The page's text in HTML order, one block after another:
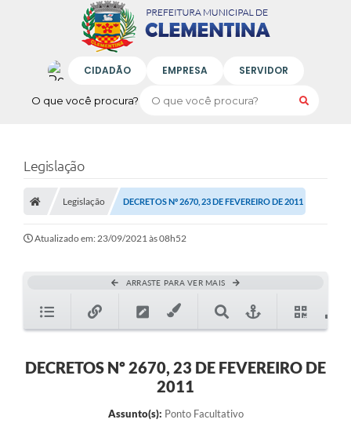
O que você procura?
CIDADÃO EMPRESA SERVIDOR
Legislação
Legislação DECRETOS Nº 2670, 23 DE FEVEREIRO DE 2011
Atualizado em: 23/09/2021 às 08h52
ARRASTE PARA VER MAIS
DECRETOS Nº 2670, 23 DE FEVEREIRO DE
2011
Assunto(s): Ponto Facultativo